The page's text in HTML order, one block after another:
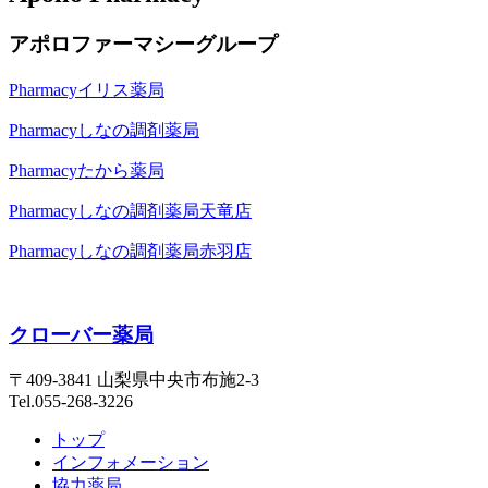
アポロファーマシーグループ
Pharmacyイリス薬局
Pharmacyしなの調剤薬局
Pharmacyたから薬局
Pharmacyしなの調剤薬局天竜店
Pharmacyしなの調剤薬局赤羽店
クローバー薬局
〒409-3841 山梨県中央市布施2-3
Tel.055-268-3226
トップ
インフォメーション